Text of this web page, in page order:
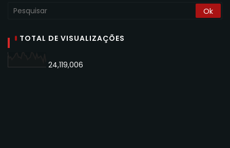
TOTAL DE VISUALIZAÇÕES
24,119,006